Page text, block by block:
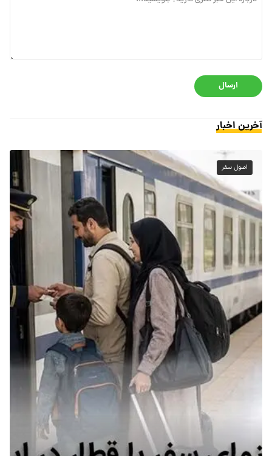
ارسال
آخرین اخبار
اصول سفر